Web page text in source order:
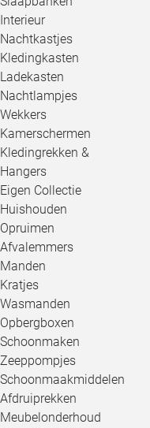
Interieur
Nachtkastjes
Kledingkasten
Ladekasten
Nachtlampjes
Wekkers
Kamerschermen
Kledingrekken &
Hangers
Eigen Collectie
Huishouden
Opruimen
Afvalemmers
Manden
Kratjes
Wasmanden
Opbergboxen
Schoonmaken
Zeeppompjes
Schoonmaakmiddelen
Afdruiprekken
Meubelonderhoud